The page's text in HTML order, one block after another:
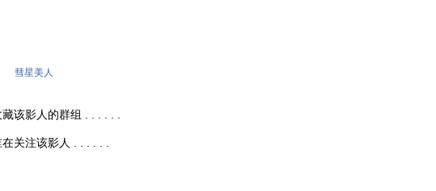
彗星美人
藏该影人的群组 . . . . . .
关注该影人 . . . . . .